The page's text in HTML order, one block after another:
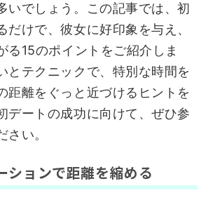
いでしょう。この記事では、初
だけで、彼女に好印象を与え、
る15のポイントをご紹介しま
とテクニックで、特別な時間を
距離をぐっと近づけるヒントを
デートの成功に向けて、ぜひ参
さい。
ションで距離を縮める